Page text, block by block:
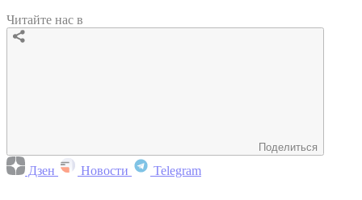
Читайте нас в
Поделиться
Дзен Новости Telegram